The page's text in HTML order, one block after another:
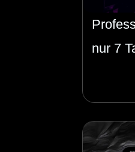
nur 7